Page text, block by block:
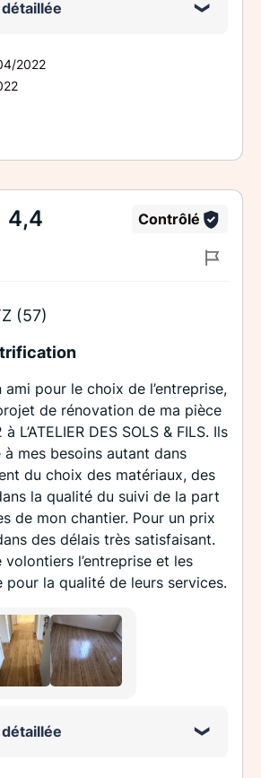
2022
4,4 Contrôlé
(57)
ami pour le choix de l’entreprise,
de rénovation de ma pièce
L’ATELIER DES SOLS & FILS. Ils
mes besoins autant dans
du choix des matériaux, des
la qualité du suivi de la part
de mon chantier. Pour un prix
des délais très satisfaisant.
l’entreprise et les
pour la qualité de leurs services.